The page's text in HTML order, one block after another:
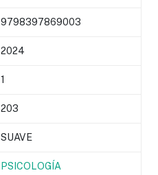
9798397869003
2024
1
203
SUAVE
PSICOLOGÍA